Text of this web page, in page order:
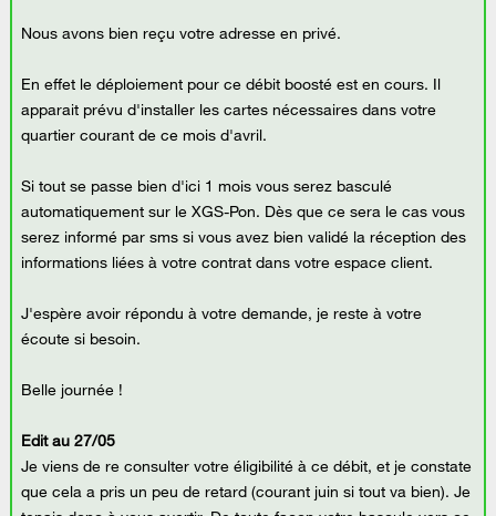
Nous avons bien reçu votre adresse en privé.
En effet le déploiement pour ce débit boosté est en cours. Il
apparait prévu d'installer les cartes nécessaires dans votre
quartier courant de ce mois d'avril.
Si tout se passe bien d'ici 1 mois vous serez basculé
automatiquement sur le XGS-Pon. Dès que ce sera le cas vous
serez informé par sms si vous avez bien validé la réception des
informations liées à votre contrat dans votre espace client.
J'espère avoir répondu à votre demande, je reste à votre
écoute si besoin.
Belle journée !
Edit au 27/05
Je viens de re consulter votre éligibilité à ce débit, et je constate
que cela a pris un peu de retard (courant juin si tout va bien). Je